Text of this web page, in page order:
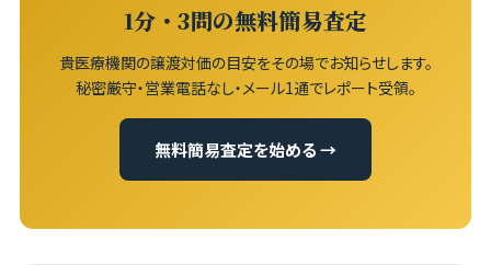
1分・3問の無料簡易査定
貴医療機関の譲渡対価の目安をその場でお知らせします。
秘密厳守・営業電話なし・メール1通でレポート受領。
無料簡易査定を始める →